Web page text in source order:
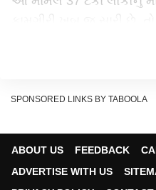
SPONSORED LINKS BY TABOOLA
ABOUT US FEEDBACK
ADVERTISE WITH US